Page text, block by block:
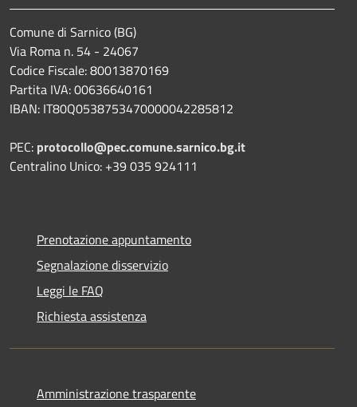
Comune di Sarnico (BG)
Via Roma n. 54 - 24067
Codice Fiscale: 80013870169
Partita IVA: 00636640161
IBAN: IT80Q0538753470000042285812
PEC: protocollo@pec.comune.sarnico.bg.it
Centralino Unico: +39 035 924111
Prenotazione appuntamento
Segnalazione disservizio
Leggi le FAQ
Richiesta assistenza
Amministrazione trasparente